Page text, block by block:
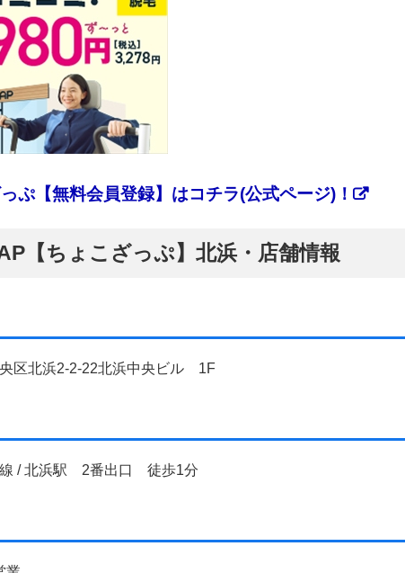
ぷ【無料会員登録】はコチラ(公式ページ)！
【ちょこざっぷ】北浜・店舗情報
区北浜2-2-22北浜中央ビル 1F
線 / 北浜駅 2番出口 徒歩1分